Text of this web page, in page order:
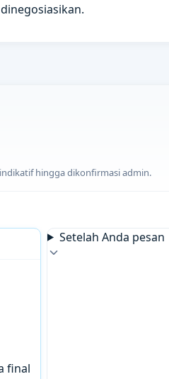
hingga dikonfirmasi admin.
final
Setelah Anda pesan